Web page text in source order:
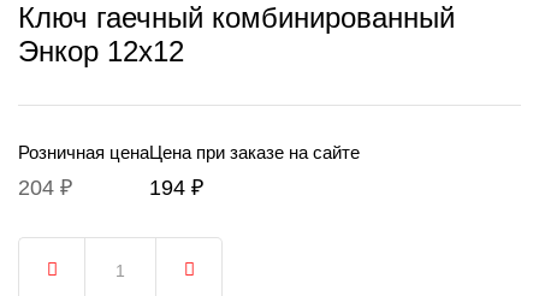
Ключ гаечный комбинированный
Энкор 12х12
Розничная цена
204 ₽
Цена при заказе на сайте
194 ₽